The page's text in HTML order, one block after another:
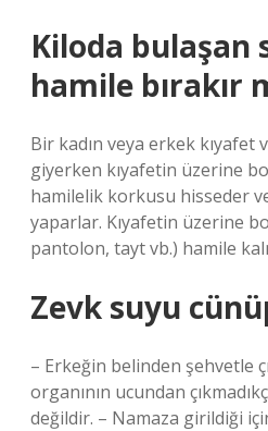
Kiloda bulaşan
hamile bırakır
Bir kadın veya erkek kıyafet
giyerken kıyafetin üzerine
hamilelik korkusu hisseder
yaparlar. Kıyafetin üzerine
pantolon, tayt vb.) hamile
Zevk suyu
– Erkeğin belinden şehvetle
organının ucundan
değildir. – Namaza girildiği